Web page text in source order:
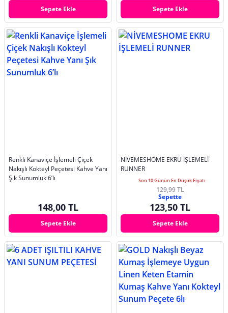
Sepete Ekle Sepete Ekle
Renkli Kanaviçe İşlemeli Çiçek
Nakışlı Kokteyl Peçetesi Kahve Yanı
Şık Sunumluk 6’lı
148,00 TL
Sepete Ekle
NİVEMESHOME EKRU İŞLEMELİ
RUNNER
Son 10 Günün En Düşük Fiyatı
129,99 TL
Sepette
123,50 TL
Sepete Ekle